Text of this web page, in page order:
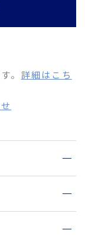
。 詳細はこち